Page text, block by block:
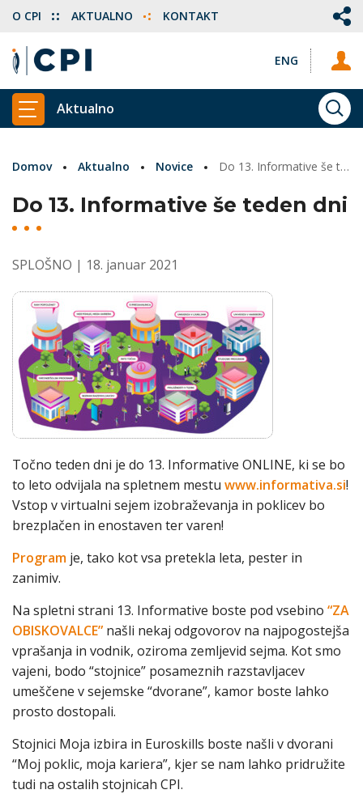
ENG
O CPI AKTUALNO KONTAKT
PRIKAŽI GLAVNI MENI
Aktualno
Domov Aktualno Novice Do 13. Informative še teden dni
Do 13. Informative še teden dni
SPLOŠNO | 18. januar 2021
Točno teden dni je do 13. Informative ONLINE, ki se bo
to leto odvijala na spletnem mestu www.informativa.si!
Vstop v virtualni sejem izobraževanja in poklicev bo
brezplačen in enostaven ter varen!
Program je, tako kot vsa pretekla leta, pester in
zanimiv.
Na spletni strani 13. Informative boste pod vsebino “ZA
OBISKOVALCE” našli nekaj odgovorov na najpogostejša
vprašanja in vodnik, oziroma zemljevid sejma. Kot smo
vajeni, bodo “stojnice” posameznih razstavljacev
umeščene v sejemske “dvorane”, kamor boste lahko
prosto dostopali.
Stojnici Moja izbira in Euroskills boste našli v dvorani
“Moj poklic, moja kariera”, kjer se nam lahko pridružite
tudi na ostalih stojnicah CPI.